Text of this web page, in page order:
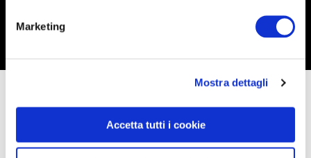
Marketing
Mostra dettagli
Accetta tutti i cookie
MOSTRAMI I PIANI DI ISCRIZIONE!
Questo corso è per te se…
Riconosci una di queste situazioni?